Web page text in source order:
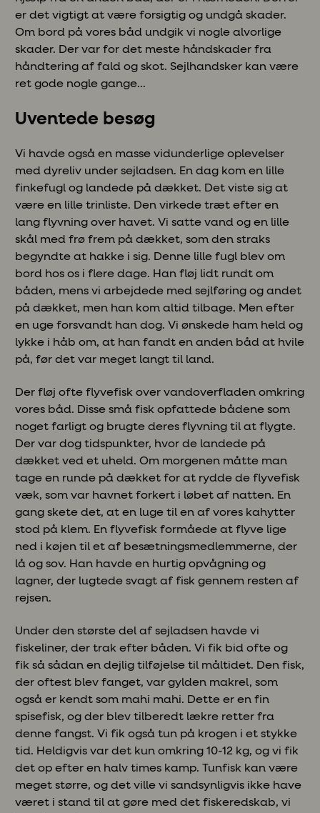
er det vigtigt at være forsigtig og undgå skader.
Om bord på vores båd undgik vi nogle alvorlige
skader. Der var for det meste håndskader fra
håndtering af fald og skot. Sejlhandsker kan være
ret gode nogle gange...
Uventede besøg
Vi havde også en masse vidunderlige oplevelser
med dyreliv under sejladsen. En dag kom en lille
finkefugl og landede på dækket. Det viste sig at
være en lille trinliste. Den virkede træt efter en
lang flyvning over havet. Vi satte vand og en lille
skål med frø frem på dækket, som den straks
begyndte at hakke i sig. Denne lille fugl blev om
bord hos os i flere dage. Han fløj lidt rundt om
båden, mens vi arbejdede med sejlføring og andet
på dækket, men han kom altid tilbage. Men efter
en uge forsvandt han dog. Vi ønskede ham held og
lykke i håb om, at han fandt en anden båd at hvile
på, før det var meget langt til land.
Der fløj ofte flyvefisk over vandoverfladen omkring
vores båd. Disse små fisk opfattede bådene som
noget farligt og brugte deres flyvning til at flygte.
Der var dog tidspunkter, hvor de landede på
dækket ved et uheld. Om morgenen måtte man
tage en runde på dækket for at rydde de flyvefisk
væk, som var havnet forkert i løbet af natten. En
gang skete det, at en luge til en af vores kahytter
stod på klem. En flyvefisk formåede at flyve lige
ned i køjen til et af besætningsmedlemmerne, der
lå og sov. Han havde en hurtig opvågning og
lagner, der lugtede svagt af fisk gennem resten af
rejsen.
Under den største del af sejladsen havde vi
fiskeliner, der trak efter båden. Vi fik bid ofte og
fik så sådan en dejlig tilføjelse til måltidet. Den fisk,
der oftest blev fanget, var gylden makrel, som
også er kendt som mahi mahi. Dette er en fin
spisefisk, og der blev tilberedt lækre retter fra
denne fangst. Vi fik også tun på krogen i et stykke
tid. Heldigvis var det kun omkring 10-12 kg, og vi fik
det op efter en halv times kamp. Tunfisk kan være
meget større, og det ville vi sandsynligvis ikke have
været i stand til at gøre med det fiskeredskab, vi